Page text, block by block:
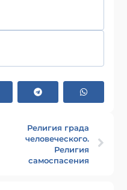
Религия града
человеческого.
Религия
самоспасения